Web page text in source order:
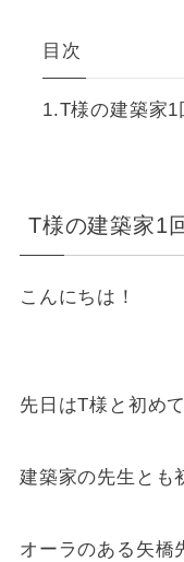
目次
T様の建築家1
T様の建築家1
こんにちは！
先日はT様と初め
建築家の先生とも
オーラのある矢橋